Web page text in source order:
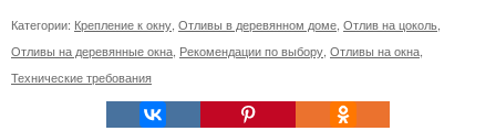
Категории: Крепление к окну, Отливы в деревянном доме, Отлив на цоколь,
Отливы на деревянные окна, Рекомендации по выбору, Отливы на окна,
Технические требования